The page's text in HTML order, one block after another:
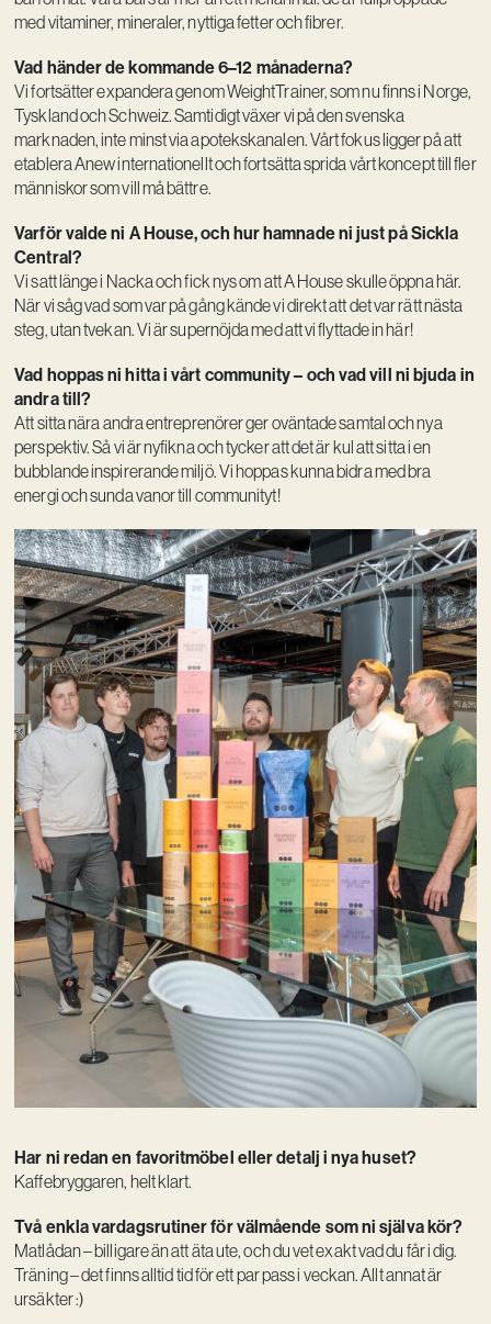
med vitaminer, mineraler, nyttiga fetter och fibrer.
Vad händer de kommande 6–12 månaderna?
Vi fortsätter expandera genom WeightTrainer, som nu finns i Norge,
Tyskland och Schweiz. Samtidigt växer vi på den svenska
marknaden, inte minst via apotekskanalen. Vårt fokus ligger på att
etablera Anew internationellt och fortsätta sprida vårt koncept till fler
människor som vill må bättre.
Varför valde ni A House, och hur hamnade ni just på Sickla
Central?
Vi satt länge i Nacka och fick nys om att A House skulle öppna här.
När vi såg vad som var på gång kände vi direkt att det var rätt nästa
steg, utan tvekan. Vi är supernöjda med att vi flyttade in här!
Vad hoppas ni hitta i vårt community – och vad vill ni bjuda in
andra till?
Att sitta nära andra entreprenörer ger oväntade samtal och nya
perspektiv. Så vi är nyfikna och tycker att det är kul att sitta i en
bubblande inspirerande miljö. Vi hoppas kunna bidra med bra
energi och sunda vanor till communityt!
Har ni redan en favoritmöbel eller detalj i nya huset?
Kaffebryggaren, helt klart.
Två enkla vardagsrutiner för välmående som ni själva kör?
Matlådan – billigare än att äta ute, och du vet exakt vad du får i dig.
Träning – det finns alltid tid för ett par pass i veckan. Allt annat är
ursäkter :)